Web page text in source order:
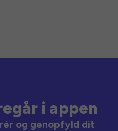
i appen
og genopfyld dit